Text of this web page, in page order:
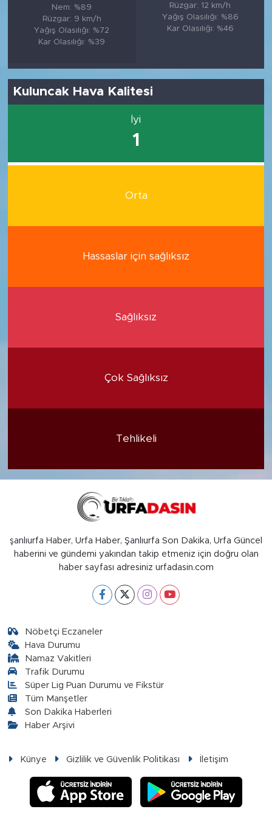
Nem: %89
Rüzgar: 9 km/h
Yağış Olasılığı: %72
Kar Olasılığı: %39
Rüzgar: 12 km/h
Yağış Olasılığı: %86
Kar Olasılığı: %46
Kuluncak Hava Kalitesi
İyi
1
Orta
Hassaslar için sağlıksız
Sağlıksız
Çok Sağlıksız
Tehlikeli
şanlıurfa Haber, Urfa Haber, Şanlıurfa Son Dakika, Urfa Güncel
haberini ve gündemi yakından takip etmeniz için doğru olan
haber sayfası adresiniz urfadasin.com
Nöbetçi Eczaneler
Hava Durumu
Namaz Vakitleri
Trafik Durumu
Süper Lig Puan Durumu ve Fikstür
Tüm Manşetler
Son Dakika Haberleri
Haber Arşivi
Künye Gizlilik ve Güvenlik Politikası İletişim